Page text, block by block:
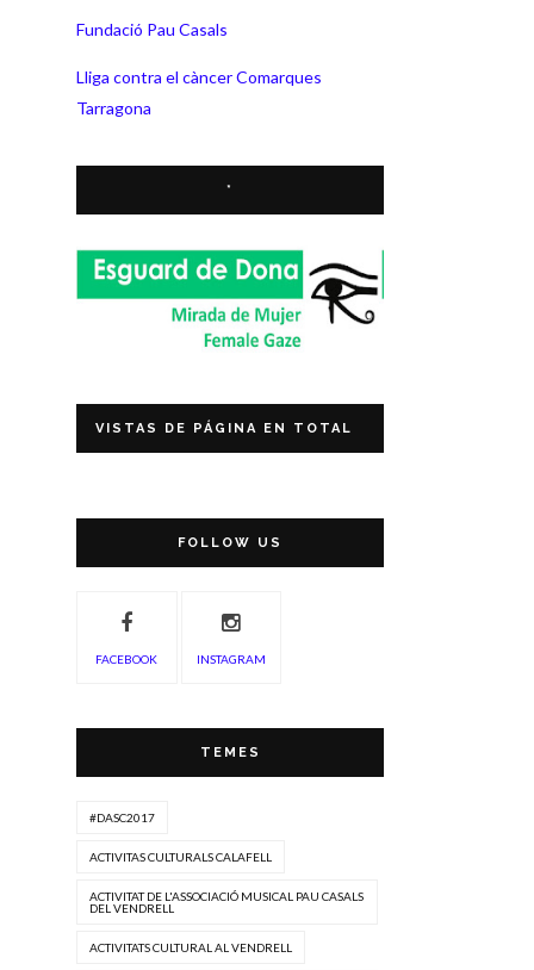
Fundació Pau Casals
Lliga contra el càncer Comarques
Tarragona
*
VISTAS DE PÁGINA EN TOTAL
FOLLOW US
FACEBOOK INSTAGRAM
TEMES
#DASC2017
ACTIVITAS CULTURALS CALAFELL
ACTIVITAT DE L'ASSOCIACIÓ MUSICAL PAU CASALS
DEL VENDRELL
ACTIVITATS CULTURAL AL VENDRELL